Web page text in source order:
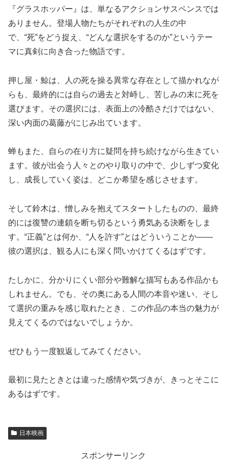
『グラスホッパー』は、単なるアクションサスペンスでは
ありません。登場人物たちがそれぞれの人生の中
で、“死”をどう捉え、“どんな選択をするのか”というテー
マに真剣に向き合った物語です。
押し屋・鯨は、人の死を操る異常な存在として描かれなが
らも、最終的には自らの過去と対峙し、苦しみの末に死を
選びます。その選択には、表面上の冷酷さだけではない、
深い内面の葛藤がにじみ出ています。
蝉もまた、自らの在り方に疑問を持ち続けながら生きてい
ます。彼が出会う人々とのやり取りの中で、少しずつ変化
し、成長していく姿は、どこか希望を感じさせます。
そして鈴木は、憎しみを抱えてスタートしたものの、最終
的には復讐の連鎖を断ち切るという勇気ある決断をしま
す。“正義”とは何か、“人を許す”とはどういうことか——
彼の選択は、観る人にも深く問いかけてくるはずです。
たしかに、分かりにくい部分や難解な描写もある作品かも
しれません。でも、その奥にある人間の本音や迷い、そし
て選択の重みを感じ取れたとき、この作品の本当の魅力が
見えてくるのではないでしょうか。
ぜひもう一度観返してみてください。
最初に見たときとは違った感情や気づきが、きっとそこに
あるはずです。
日本映画
スポンサーリンク